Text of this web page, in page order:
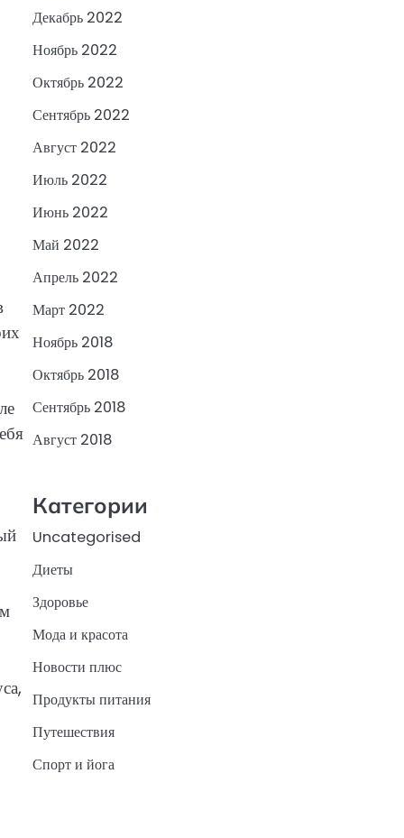
Декабрь 2022
Ноябрь 2022
Октябрь 2022
Сентябрь 2022
Август 2022
Июль 2022
Июнь 2022
Май 2022
Апрель 2022
Март 2022
Ноябрь 2018
Октябрь 2018
Сентябрь 2018
Август 2018
Категории
Uncategorised
Диеты
Здоровье
Мода и красота
Новости плюс
Продукты питания
Путешествия
Спорт и йога